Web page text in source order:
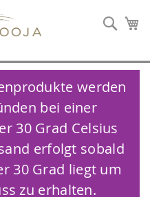
werden
bei einer
30 Grad Celsius
erfolgt sobald
30 Grad liegt um
zu erhalten.